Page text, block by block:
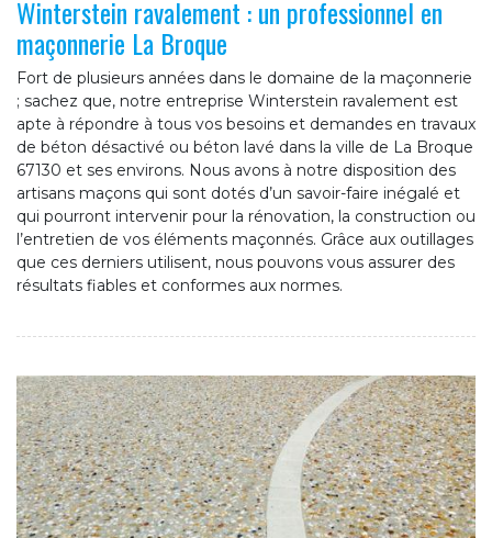
Winterstein ravalement : un professionnel en
maçonnerie La Broque
Fort de plusieurs années dans le domaine de la maçonnerie
; sachez que, notre entreprise Winterstein ravalement est
apte à répondre à tous vos besoins et demandes en travaux
de béton désactivé ou béton lavé dans la ville de La Broque
67130 et ses environs. Nous avons à notre disposition des
artisans maçons qui sont dotés d’un savoir-faire inégalé et
qui pourront intervenir pour la rénovation, la construction ou
l’entretien de vos éléments maçonnés. Grâce aux outillages
que ces derniers utilisent, nous pouvons vous assurer des
résultats fiables et conformes aux normes.